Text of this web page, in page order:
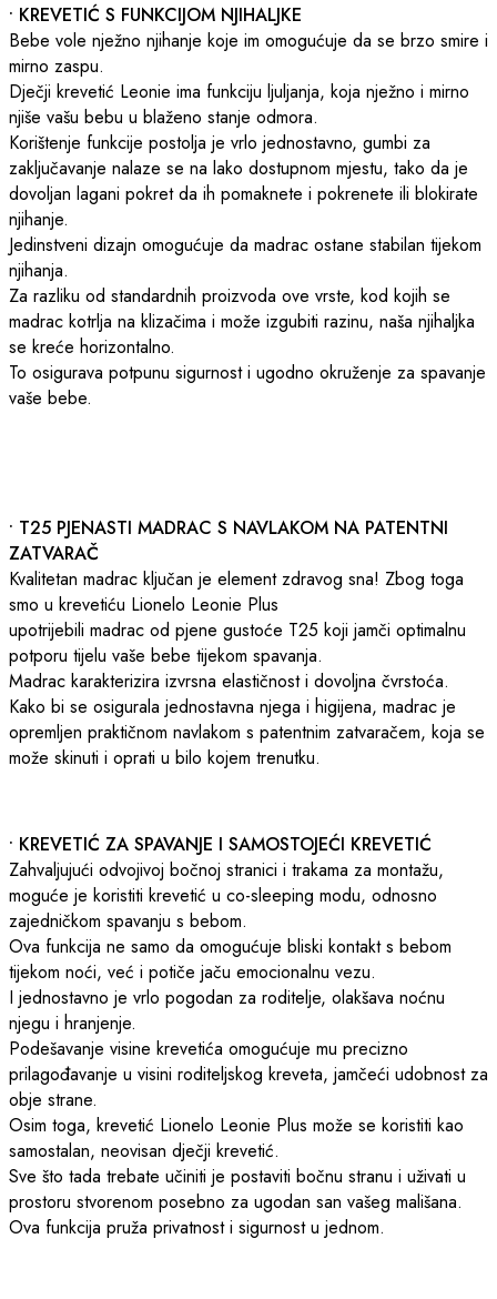
• KREVETIĆ S FUNKCIJOM NJIHALJKE
Bebe vole nježno njihanje koje im omogućuje da se brzo smire i
mirno zaspu.
Dječji krevetić Leonie ima funkciju ljuljanja, koja nježno i mirno
njiše vašu bebu u blaženo stanje odmora.
Korištenje funkcije postolja je vrlo jednostavno, gumbi za
zaključavanje nalaze se na lako dostupnom mjestu, tako da je
dovoljan lagani pokret da ih pomaknete i pokrenete ili blokirate
njihanje.
Jedinstveni dizajn omogućuje da madrac ostane stabilan tijekom
njihanja.
Za razliku od standardnih proizvoda ove vrste, kod kojih se
madrac kotrlja na klizačima i može izgubiti razinu, naša njihaljka
se kreće horizontalno.
To osigurava potpunu sigurnost i ugodno okruženje za spavanje
vaše bebe.
• T25 PJENASTI MADRAC S NAVLAKOM NA PATENTNI
ZATVARAČ
Kvalitetan madrac ključan je element zdravog sna! Zbog toga
smo u krevetiću Lionelo Leonie Plus
upotrijebili madrac od pjene gustoće T25 koji jamči optimalnu
potporu tijelu vaše bebe tijekom spavanja.
Madrac karakterizira izvrsna elastičnost i dovoljna čvrstoća.
Kako bi se osigurala jednostavna njega i higijena, madrac je
opremljen praktičnom navlakom s patentnim zatvaračem, koja se
može skinuti i oprati u bilo kojem trenutku.
• KREVETIĆ ZA SPAVANJE I SAMOSTOJEĆI KREVETIĆ
Zahvaljujući odvojivoj bočnoj stranici i trakama za montažu,
moguće je koristiti krevetić u co-sleeping modu, odnosno
zajedničkom spavanju s bebom.
Ova funkcija ne samo da omogućuje bliski kontakt s bebom
tijekom noći, već i potiče jaču emocionalnu vezu.
I jednostavno je vrlo pogodan za roditelje, olakšava noćnu
njegu i hranjenje.
Podešavanje visine krevetića omogućuje mu precizno
prilagođavanje u visini roditeljskog kreveta, jamčeći udobnost za
obje strane.
Osim toga, krevetić Lionelo Leonie Plus može se koristiti kao
samostalan, neovisan dječji krevetić.
Sve što tada trebate učiniti je postaviti bočnu stranu i uživati u
prostoru stvorenom posebno za ugodan san vašeg mališana.
Ova funkcija pruža privatnost i sigurnost u jednom.